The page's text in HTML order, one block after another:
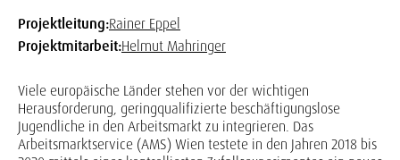
Projektleitung:Rainer Eppel
Projektmitarbeit:Helmut Mahringer
Viele europäische Länder stehen vor der wichtigen
Herausforderung, geringqualifizierte beschäftigungslose
Jugendliche in den Arbeitsmarkt zu integrieren. Das
Arbeitsmarktservice (AMS) Wien testete in den Jahren 2018 bis